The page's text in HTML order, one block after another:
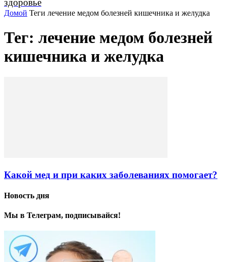
здоровье
Домой Теги лечение медом болезней кишечника и желудка
Тег: лечение медом болезней
кишечника и желудка
Какой мед и при каких заболеваниях помогает?
Новость дня
Мы в Телеграм, подписывайся!